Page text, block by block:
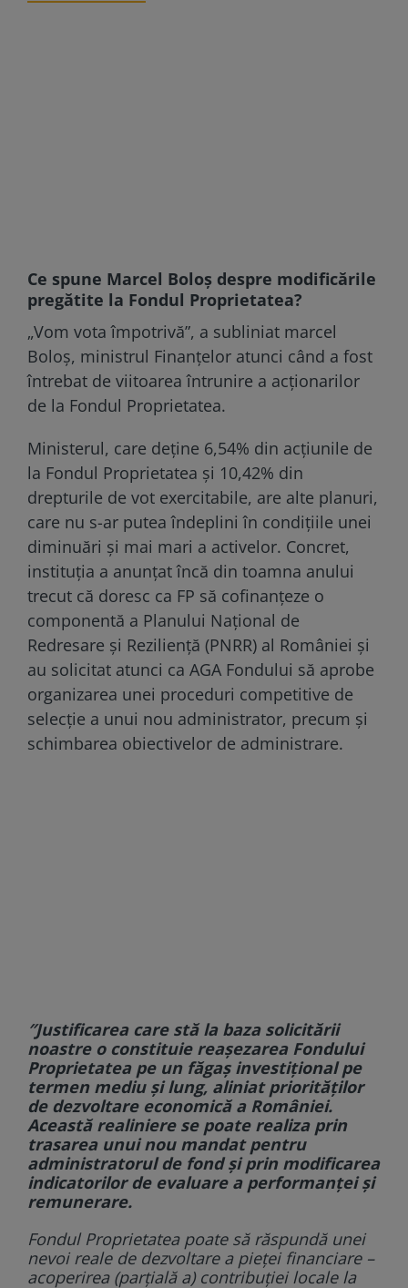
Ce spune Marcel Boloș despre modificările
pregătite la Fondul Proprietatea?
„Vom vota împotrivă”, a subliniat marcel
Boloș, ministrul Finanțelor atunci când a fost
întrebat de viitoarea întrunire a acționarilor
de la Fondul Proprietatea.
Ministerul, care deține 6,54% din acțiunile de
la Fondul Proprietatea și 10,42% din
drepturile de vot exercitabile, are alte planuri,
care nu s-ar putea îndeplini în condițiile unei
diminuări și mai mari a activelor. Concret,
instituția a anunțat încă din toamna anului
trecut că doresc ca FP să cofinanțeze o
componentă a Planului Național de
Redresare și Reziliență (PNRR) al României și
au solicitat atunci ca AGA Fondului să aprobe
organizarea unei proceduri competitive de
selecție a unui nou administrator, precum și
schimbarea obiectivelor de administrare.
″Justificarea care stă la baza solicitării
noastre o constituie reașezarea Fondului
Proprietatea pe un făgaș investițional pe
termen mediu și lung, aliniat priorităților
de dezvoltare economică a României.
Această realiniere se poate realiza prin
trasarea unui nou mandat pentru
administratorul de fond și prin modificarea
indicatorilor de evaluare a performanței și
remunerare.
Fondul Proprietatea poate să răspundă unei
nevoi reale de dezvoltare a pieței financiare –
acoperirea (parțială a) contribuției locale la